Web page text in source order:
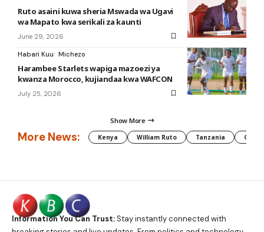
Ruto asaini kuwa sheria Mswada wa Ugavi
wa Mapato kwa serikali za kaunti
June 29, 2026
Habari Kuu Michezo
Harambee Starlets wapiga mazoezi ya
kwanza Morocco, kujiandaa kwa WAFCON
July 25, 2026
Show More
More News: Kenya William Ruto Tanzania CAF
Information You Can Trust:Stay instantly connected with